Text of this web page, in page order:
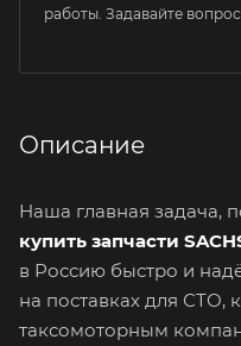
работы. Задавайте
Описание
Наша главная задача,
купить запчасти
в Россию быстро и
на поставках для СТО,
таксомоторным